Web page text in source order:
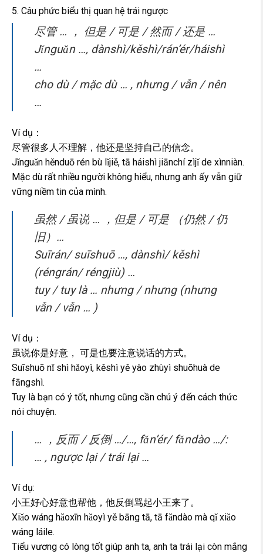
5. Câu phức biểu thị quan hệ trái ngược
尽管 … ， 但是 / 可是 / 然而 / 还是 …
Jǐnguǎn …, dànshì/kěshì/rán’ér/háishì
…
cho dù / mặc dù … , nhưng / vẫn / nên
…
Ví dụ：
尽管很多人不理解，他还是坚持自己的信念。
Jǐnguǎn hěnduō rén bù lǐjiě, tā háishì jiānchí zìjǐ de xìnniàn.
Mặc dù rất nhiều người không hiểu, nhưng anh ấy vẫn giữ
vững niềm tin của mình.
虽然 / 虽说 … ，但是 / 可是 （仍然 / 仍
旧）…
Suīrán/ suīshuō …, dànshì/ kěshì
(réngrán/ réngjiù) …
tuy / tuy là … nhưng / nhưng (nhưng
vẫn / vẫn … )
Ví dụ：
虽说你是好意， 可是也要注意说话的方式。
Suīshuō nǐ shì hǎoyì, kěshì yě yào zhùyì shuōhuà de
fāngshì.
Tuy là bạn có ý tốt, nhưng cũng cần chú ý đến cách thức
nói chuyện.
… ，反而 / 反倒 …/…, fǎn’ér/ fǎndào …/:
… , ngược lại / trái lại …
Ví dụ:
小王好心好意也帮他，他反倒骂起小王来了。
Xiǎo wáng hǎoxīn hǎoyì yě bāng tā, tā fǎndào mà qǐ xiǎo
wáng láile.
​Tiểu vương có lòng tốt giúp anh ta, anh ta trái lại còn mắng